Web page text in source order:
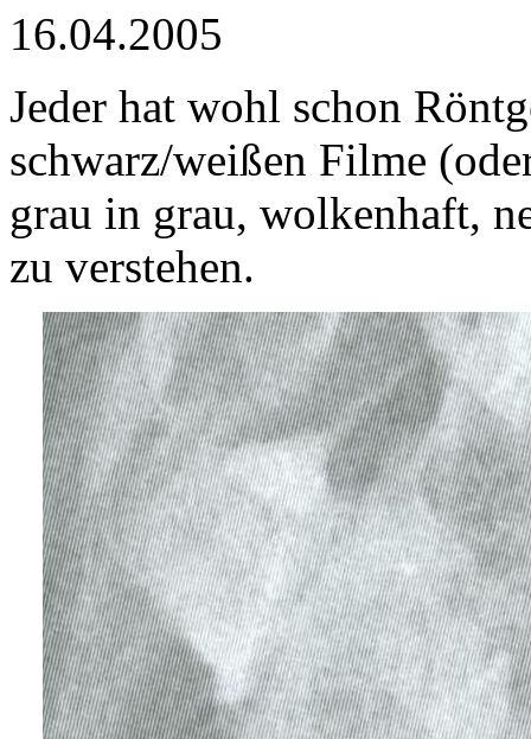
16.04.2005
Jeder hat wohl schon
schwarz/weißen Filme
grau in grau, wolkenhaft,
zu verstehen.